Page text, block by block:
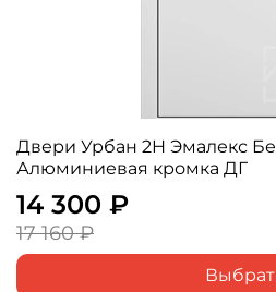
Двери Урбан 2H Эмалекс
Алюминиевая кромка ДГ
14 300 ₽
17 160 ₽